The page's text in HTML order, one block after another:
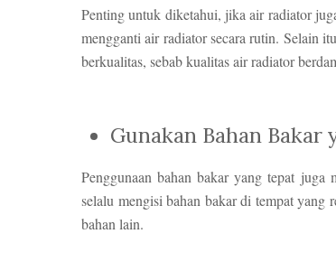
Penting untuk diketahui, jika air radiator
mengganti air radiator secara rutin. Selain
berkualitas, sebab kualitas air radiator
Gunakan Bahan Bakar
Penggunaan bahan bakar yang tepat
selalu mengisi bahan bakar di tempat yang
bahan lain.